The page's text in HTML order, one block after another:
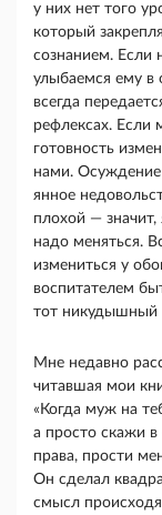
у них нет того
который
сознанием. Если
улыбаемся ему в
всегда
рефлексах. Если
готов­ность
нами. Осуждение
янное
плохой —
надо меняться.
измениться у
воспитателем
тот никудышный
Мне недавно
читавшая мои
«Когда муж на
а просто скажи
права, прости
Он сделал
смысл